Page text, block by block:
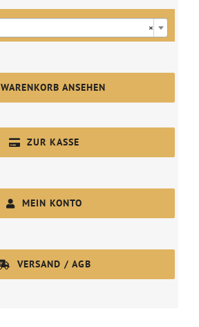
×
WARENKORB ANSEHEN
ZUR KASSE
MEIN KONTO
VERSAND / AGB